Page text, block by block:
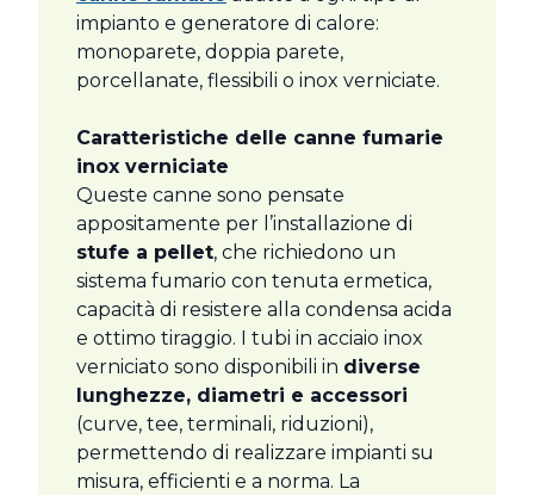
impianto e generatore di calore:
monoparete, doppia parete,
porcellanate, flessibili o inox verniciate.
Caratteristiche delle canne fumarie
inox verniciate
Queste canne sono pensate
appositamente per l’installazione di
stufe a pellet, che richiedono un
sistema fumario con tenuta ermetica,
capacità di resistere alla condensa acida
e ottimo tiraggio. I tubi in acciaio inox
verniciato sono disponibili in diverse
lunghezze, diametri e accessori
(curve, tee, terminali, riduzioni),
permettendo di realizzare impianti su
misura, efficienti e a norma. La